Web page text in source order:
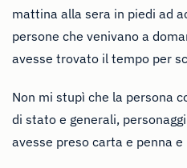
mattina alla sera in piedi ad
persone che venivano a
avesse trovato il tempo per
Non mi stupì che la persona
di stato e generali,
avesse preso carta e penna